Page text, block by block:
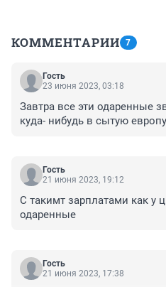
КОММЕНТАРИИ 7
Гость
23 июня 2023, 03:18
Завтра все эти одаренные
куда- нибудь в сытую
Гость
21 июня 2023, 19:12
С такимт зарплатами как у
одаренные
Гость
21 июня 2023, 17:38